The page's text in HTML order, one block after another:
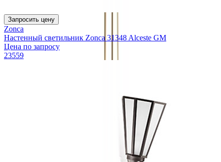
Запросить цену
Zonca
Настенный светильник Zonca 31348 Alceste GM
Цена по запросу
23559